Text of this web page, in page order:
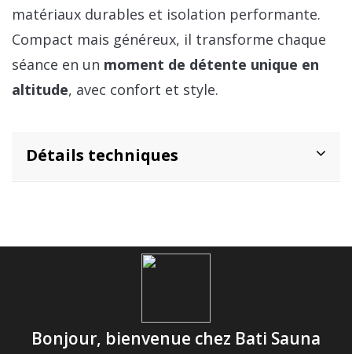
matériaux durables et isolation performante.
Compact mais généreux, il transforme chaque
séance en un moment de détente unique en
altitude, avec confort et style.
Détails techniques
Bonjour, bienvenue chez Bati Sauna